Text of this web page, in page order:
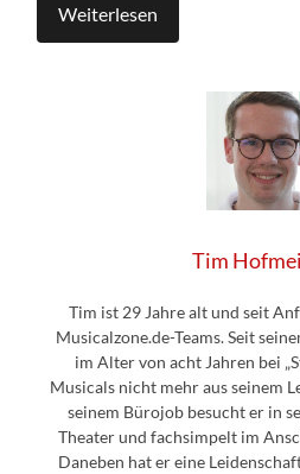
Weiterlesen
Tim
Tim ist 29 Jahre alt und seit
Musicalzone.de-Teams. Seit
im Alter von acht Jahren bei
Musicals nicht mehr aus seinem
seinem Bürojob besucht er in
Theater und fachsimpelt im
Daneben hat er eine